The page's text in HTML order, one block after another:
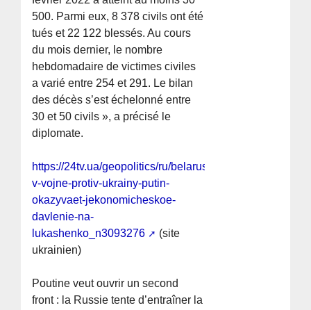
500. Parmi eux, 8 378 civils ont été
tués et 22 122 blessés. Au cours
du mois dernier, le nombre
hebdomadaire de victimes civiles
a varié entre 254 et 291. Le bilan
des décès s’est échelonné entre
30 et 50 civils », a précisé le
diplomate.
https://24tv.ua/geopolitics/ru/belarus-
v-vojne-protiv-ukrainy-putin-
okazyvaet-jekonomicheskoe-
davlenie-na-
lukashenko_n3093276
(site
ukrainien)
Poutine veut ouvrir un second
front : la Russie tente d’entraîner la